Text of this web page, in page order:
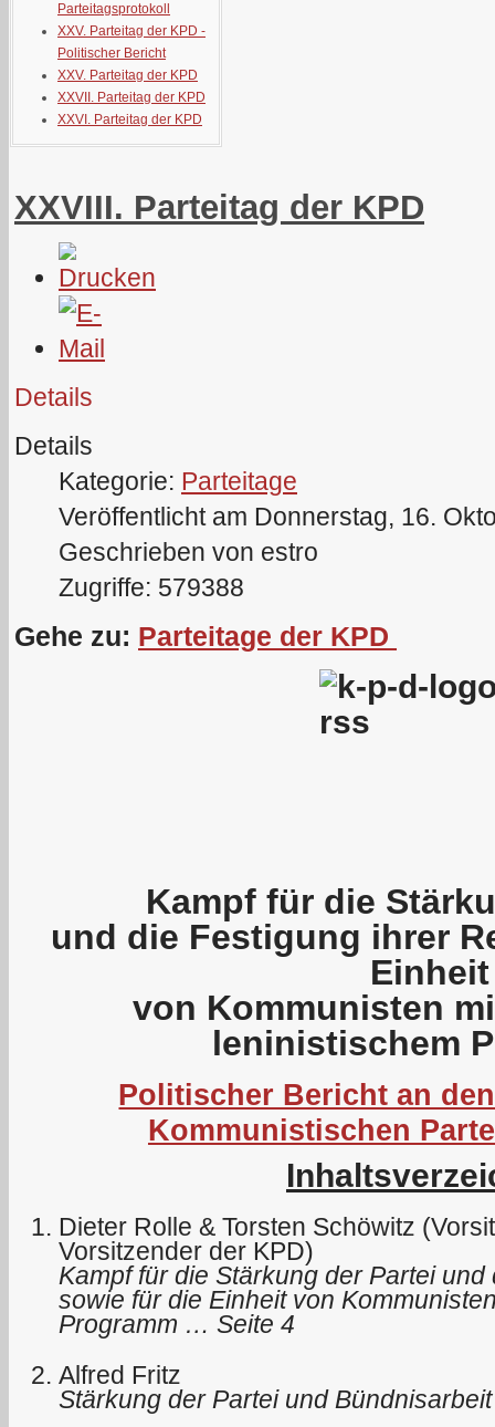
Parteitagsprotokoll
XXV. Parteitag der KPD -
Politischer Bericht
XXV. Parteitag der KPD
XXVII. Parteitag der KPD
XXVI. Parteitag der KPD
XXVIII. Parteitag der KPD
Details
Details
Kategorie: Parteitage
Veröffentlicht am Donnerstag, 16.
Geschrieben von estro
Zugriffe: 579388
Gehe zu: Parteitage der KPD
Kampf für die
und die Festigung ihrer
Einheit
von Kommunisten
leninistischem
Politischer Bericht an
Kommunistischen
Dieter Rolle & Torsten Schöwitz
Vorsitzender der KPD)
Kampf für die Stärkung der Partei
sowie für die Einheit von
Programm … Seite 4
Alfred Fritz
Stärkung der Partei und